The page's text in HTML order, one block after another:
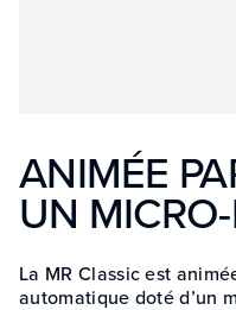
ANIMÉE
UN
La MR Classic est
automatique doté d’un